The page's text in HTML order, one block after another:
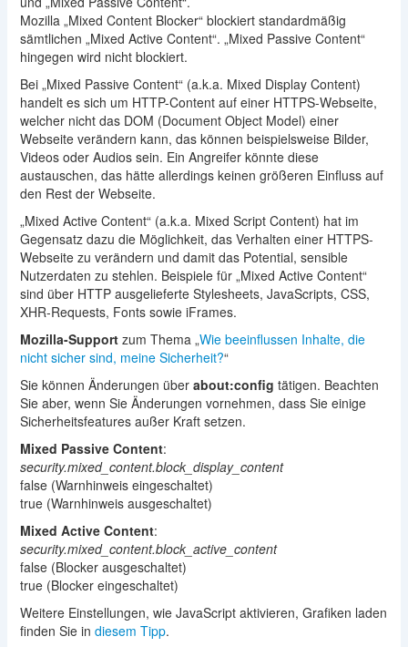
Mozilla „Mixed Content Blocker“ blockiert standardmäßig
sämtlichen „Mixed Active Content“. „Mixed Passive Content“
hingegen wird nicht blockiert.
Bei „Mixed Passive Content“ (a.k.a. Mixed Display Content)
handelt es sich um HTTP-Content auf einer HTTPS-Webseite,
welcher nicht das DOM (Document Object Model) einer
Webseite verändern kann, das können beispielsweise Bilder,
Videos oder Audios sein. Ein Angreifer könnte diese
austauschen, das hätte allerdings keinen größeren Einfluss auf
den Rest der Webseite.
„Mixed Active Content“ (a.k.a. Mixed Script Content) hat im
Gegensatz dazu die Möglichkeit, das Verhalten einer HTTPS-
Webseite zu verändern und damit das Potential, sensible
Nutzerdaten zu stehlen. Beispiele für „Mixed Active Content“
sind über HTTP ausgelieferte Stylesheets, JavaScripts, CSS,
XHR-Requests, Fonts sowie iFrames.
Mozilla-Supportzum Thema „Wie beeinflussen Inhalte, die
nicht sicher sind, meine Sicherheit?“
Sie können Änderungen über about:config tätigen. Beachten
Sie aber, wenn Sie Änderungen vornehmen, dass Sie einige
Sicherheitsfeatures außer Kraft setzen.
Mixed Passive Content:
security.mixed_content.block_display_content
false (Warnhinweis eingeschaltet)
true (Warnhinweis ausgeschaltet)
Mixed Active Content:
security.mixed_content.block_active_content
false (Blocker ausgeschaltet)
true (Blocker eingeschaltet)
Weitere Einstellungen, wie JavaScript aktivieren, Grafiken laden
finden Sie in diesem Tipp.